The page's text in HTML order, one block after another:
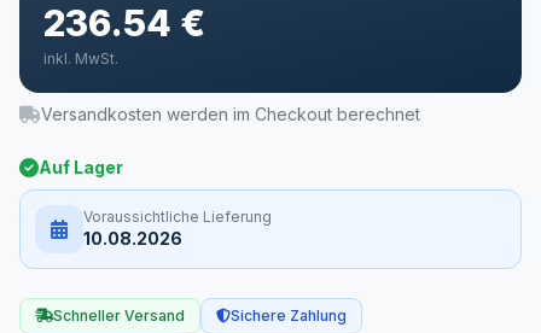
236.54 €
inkl. MwSt.
Versandkosten werden im Checkout berechnet
Auf Lager
Voraussichtliche Lieferung
10.08.2026
Schneller Versand
Sichere Zahlung